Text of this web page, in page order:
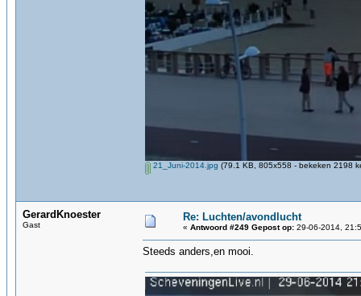
21_Juni-2014.jpg (79.1 KB, 805x558 - bekeken 2198
GerardKnoester
Gast
Re: Luchten/avondlucht
« Antwoord #249 Gepost op: 29-06-2014,
Steeds anders,en mooi.